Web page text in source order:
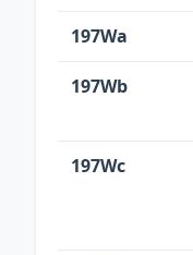
197Wa
197Wb
197Wc